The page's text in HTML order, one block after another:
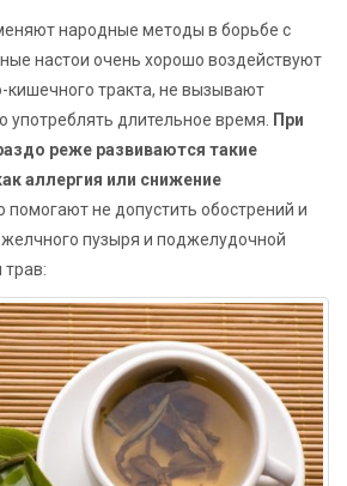
народные методы в борьбе с
настои очень хорошо воздействуют
тракта, не вызывают
длительное время.
При
реже развиваются такие
аллергия или снижение
помогают не допустить обострений и
желчного пузыря и поджелудочной